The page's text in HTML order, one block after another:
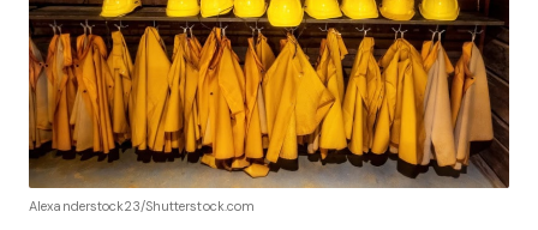
Alexanderstock23/Shutterstock.com